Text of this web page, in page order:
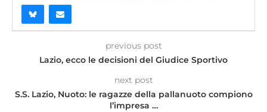
previous post
Lazio, ecco le decisioni del Giudice Sportivo
next post
S.S. Lazio, Nuoto: le ragazze della pallanuoto compiono
l’impresa …